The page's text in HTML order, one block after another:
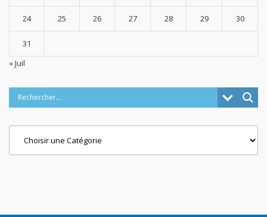
24 25 26 27 28 29 30
31
« Juil